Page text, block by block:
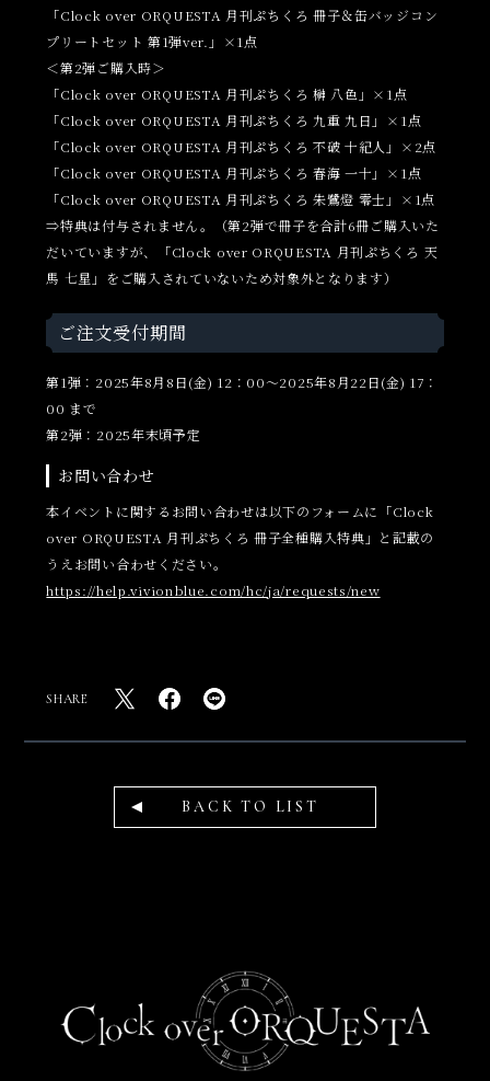
「Clock over ORQUESTA 月刊ぷちくろ 冊子＆缶バッジコン
プリートセット 第1弾ver.」×1点
＜第2弾ご購入時＞
「Clock over ORQUESTA 月刊ぷちくろ 榊 八色」×1点
「Clock over ORQUESTA 月刊ぷちくろ 九重 九日」×1点
「Clock over ORQUESTA 月刊ぷちくろ 不破 十紀人」×2点
「Clock over ORQUESTA 月刊ぷちくろ 春海 一十」×1点
「Clock over ORQUESTA 月刊ぷちくろ 朱鷺燈 零士」×1点
⇒特典は付与されません。（第2弾で冊子を合計6冊ご購入いた
だいていますが、「Clock over ORQUESTA 月刊ぷちくろ 天
馬 七星」をご購入されていないため対象外となります）
ご注文受付期間
第1弾：2025年8月8日(金) 12：00～2025年8月22日(金) 17：
00 まで
第2弾：2025年末頃予定
お問い合わせ
本イベントに関するお問い合わせは以下のフォームに「Clock
over ORQUESTA 月刊ぷちくろ 冊子全種購入特典」と記載の
うえお問い合わせください。
https://help.vivionblue.com/hc/ja/requests/new
SHARE
BACK TO LIST